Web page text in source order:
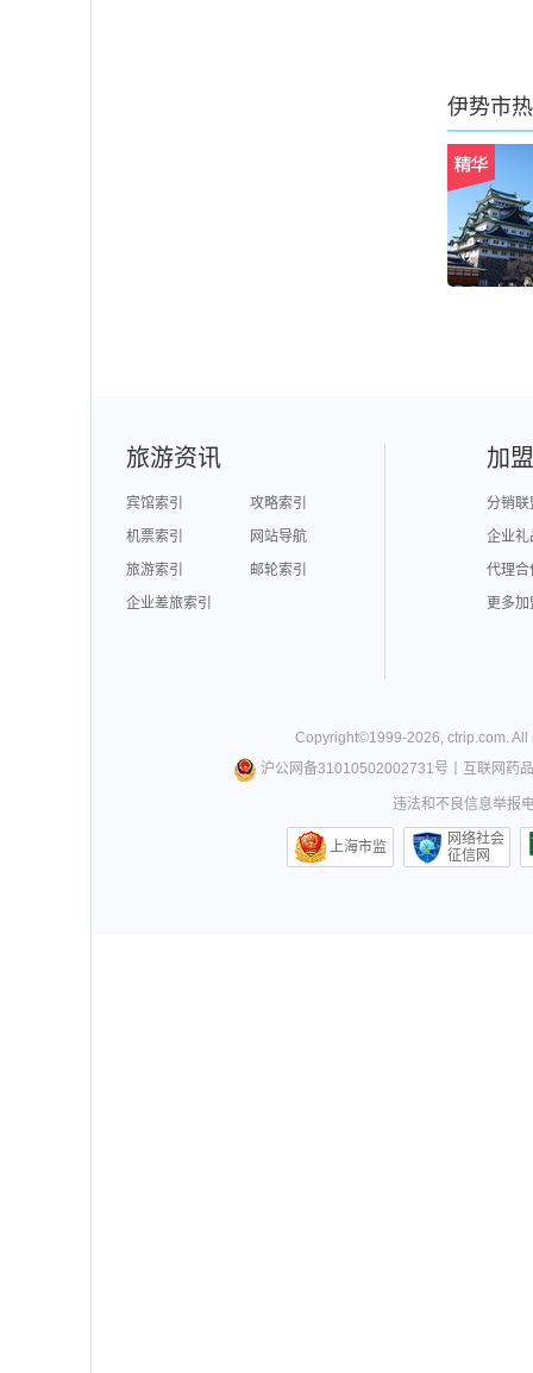
伊势市
旅游资讯
宾馆索引
攻略索引
机票索引
网站导航
旅游索引
邮轮索引
企业差旅索引
加
分销联
企业礼
代理合
更多
Copyright©1999-2026,ctrip.com.
沪公网备31010502002731号
互联网药
违法和不良信息举报
上海市监
网络社会
征信网